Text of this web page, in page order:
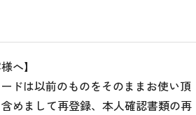
へ】
ドは以前のものをそのままお使い頂
めまして再登録、本人確認書類の再